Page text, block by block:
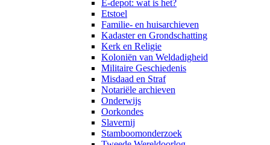
E-depot: wat is het?
Etstoel
Familie- en huisarchieven
Kadaster en Grondschatting
Kerk en Religie
Koloniën van Weldadigheid
Militaire Geschiedenis
Misdaad en Straf
Notariële archieven
Onderwijs
Oorkondes
Slavernij
Stamboomonderzoek